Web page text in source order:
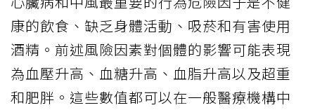
康的飲食、缺乏身體活動、吸菸和有害使用
酒精。前述風險因素對個體的影響可能表現
為血壓升高、血糖升高、血脂升高以及超重
和肥胖。這些數值都可以在一般醫療機構中